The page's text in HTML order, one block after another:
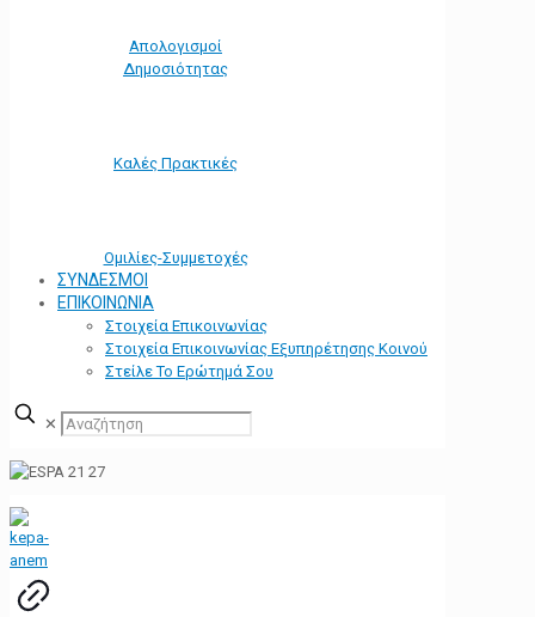
Απολογισμοί
Δημοσιότητας
Καλές Πρακτικές
Ομιλίες-Συμμετοχές
ΣΥΝΔΕΣΜΟΙ
ΕΠΙΚΟΙΝΩΝΙΑ
Στοιχεία Επικοινωνίας
Στοιχεία Επικοινωνίας Εξυπηρέτησης Κοινού
Στείλε Το Ερώτημά Σου
✕